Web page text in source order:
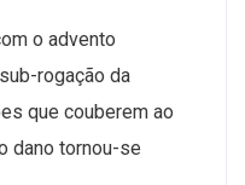
o advento
rogação da
que couberem ao
dano tornou-se